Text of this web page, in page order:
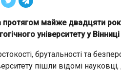
протягом майже двадцяти
університету у
брутальності та
пішли відомі